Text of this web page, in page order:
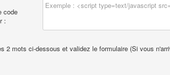
code
:
2 mots ci-dessous et validez le formulaire (Si vous